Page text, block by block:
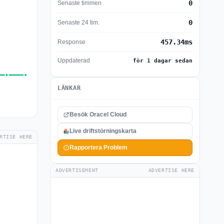
HERE
Senaste timmen 0
Senaste 24 tim. 0
Response 457.34ms
Uppdaterad för 1 dagar sedan
LÄNKAR
Besök Oracel Cloud
Live driftstörningskarta
Rapportera Problem
ADVERTISEMENT ADVERTISE HERE